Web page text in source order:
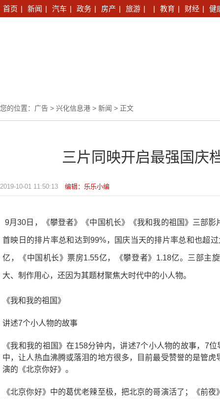
首页 | 新闻 | 汽车 | 政务 | 房产 | 旅游 | | 教育 | 财经 | 健
您的位置： 广告 > 兴化信息港 > 新闻 > 正文
三片同映开启最强国庆
2019-10-01 11:50:13 编辑：乐乐小编
9月30日，《攀登者》《中国机长》《我和我的祖国》三部
首映日的排片率总和达到99%，国庆当天的排片率总和也超
亿，《中国机长》票房1.55亿，《攀登者》1.18亿。三部主
大、制作用心，还因为其题材聚焦大时代中的小人物。
《我和我的祖国》
讲述7个小人物的故事
《我和我的祖国》在158分钟内，讲述7个小人物的故事，7
中，让人热血沸腾或落泪的地方很多，目前最受赞誉的是管
演的《北京你好》。
《北京你好》中的葛优老辣至极，把北京的哥演活了；《前